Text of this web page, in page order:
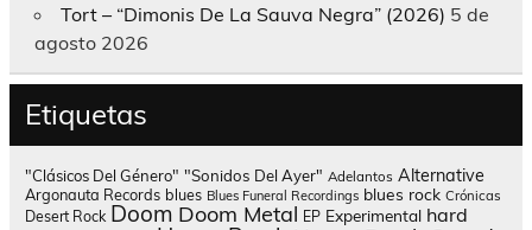
Tort – “Dimonis De La Sauva Negra” (2026) 5 de
agosto 2026
Etiquetas
"Clásicos Del Género" "Sonidos Del Ayer" Adelantos Alternative
Argonauta Records blues Blues Funeral Recordings blues rock Crónicas
Desert Rock Doom Doom Metal EP Experimental hard